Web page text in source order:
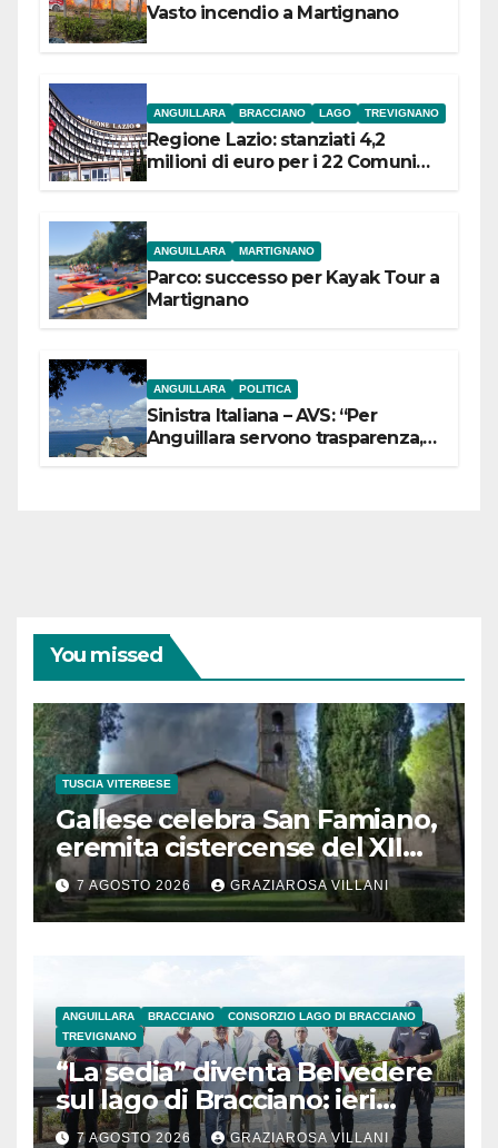
Vasto incendio a Martignano
ANGUILLARA BRACCIANO LAGO TREVIGNANO
Regione Lazio: stanziati 4,2
milioni di euro per i 22 Comuni
ANGUILLARA MARTIGNANO
Parco: successo per Kayak Tour a
Martignano
ANGUILLARA POLITICA
Sinistra Italiana – AVS: “Per
Anguillara servono trasparenza,
You missed
TUSCIA VITERBESE
Gallese celebra San Famiano,
eremita cistercense del XII
secolo
7 AGOSTO 2026 GRAZIAROSA VILLANI
ANGUILLARA BRACCIANO
CONSORZIO LAGO DI BRACCIANO
TREVIGNANO
“La sedia” diventa Belvedere
sul lago di Bracciano: ieri
l’inaugurazione
7 AGOSTO 2026 GRAZIAROSA VILLANI